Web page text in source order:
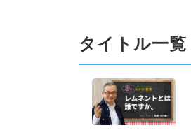
タイトル一覧